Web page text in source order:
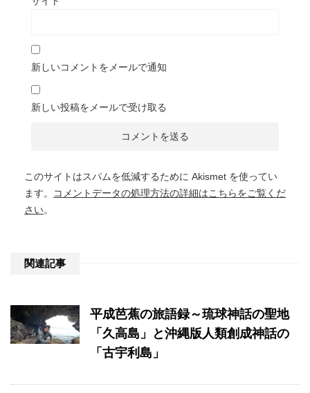
新しいコメントをメールで通知
新しい投稿をメールで受け取る
このサイトはスパムを低減するために Akismet を使ってい
ます。
コメントデータの処理方法の詳細はこちらをご覧くだ
さい。
関連記事
平成芭蕉の旅語録～琉球神話の聖地
「久高島」と沖縄版人類創成神話の
「古宇利島」